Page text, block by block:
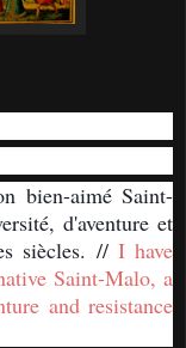
bien-aimé Saint-
d'aventure et
siècles. //I have
Saint-Malo, a
and resistance